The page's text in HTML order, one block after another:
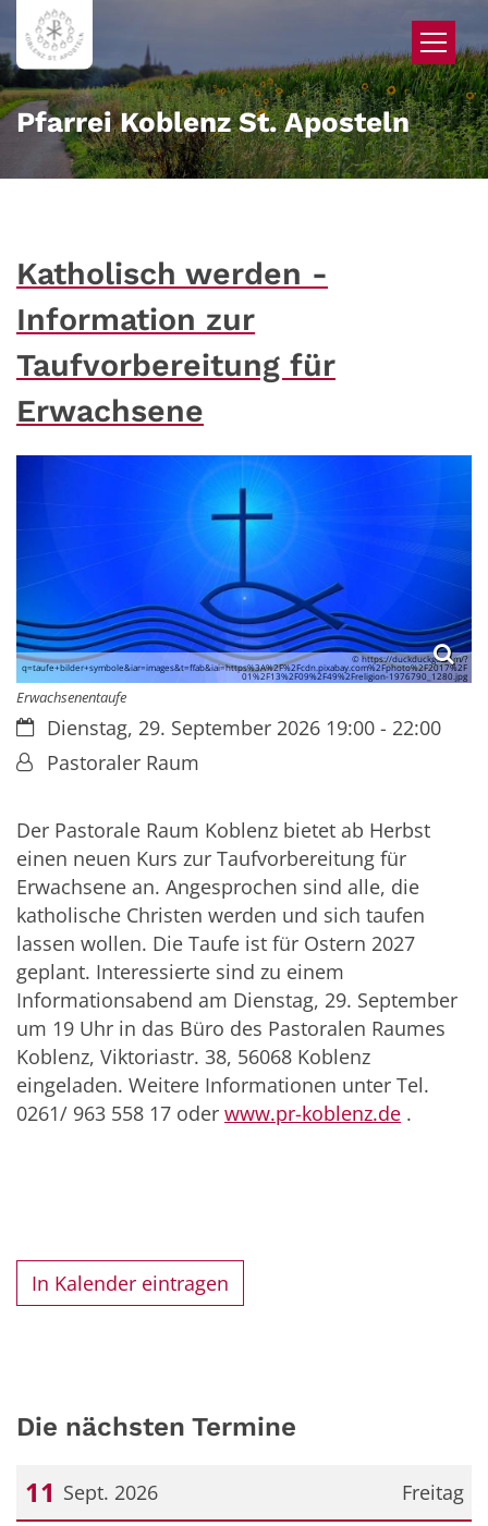
Zum Inhalt springen
Pfarrei Koblenz St. Aposteln
Katholisch werden -
Information zur
Taufvorbereitung für
Erwachsene
© https://duckduckgo.com/?
q=taufe+bilder+symbole&iar=images&t=ffab&iai=https%3A%2F%2Fcdn.pixabay.com%2Fphoto%2F2017%2F
01%2F13%2F09%2F49%2Freligion-1976790_1280.jpg
Erwachsenentaufe
Datum:Dienstag, 29. September 2026 19:00 - 22:00
Von:Pastoraler Raum
Der Pastorale Raum Koblenz bietet ab Herbst
einen neuen Kurs zur Taufvorbereitung für
Erwachsene an. Angesprochen sind alle, die
katholische Christen werden und sich taufen
lassen wollen. Die Taufe ist für Ostern 2027
geplant. Interessierte sind zu einem
Informationsabend am Dienstag, 29. September
um 19 Uhr in das Büro des Pastoralen Raumes
Koblenz, Viktoriastr. 38, 56068 Koblenz
eingeladen. Weitere Informationen unter Tel.
0261/ 963 558 17 oder www.pr-koblenz.de .
In Kalender eintragen
Die nächsten Termine
Freitag
11 Sept. 2026